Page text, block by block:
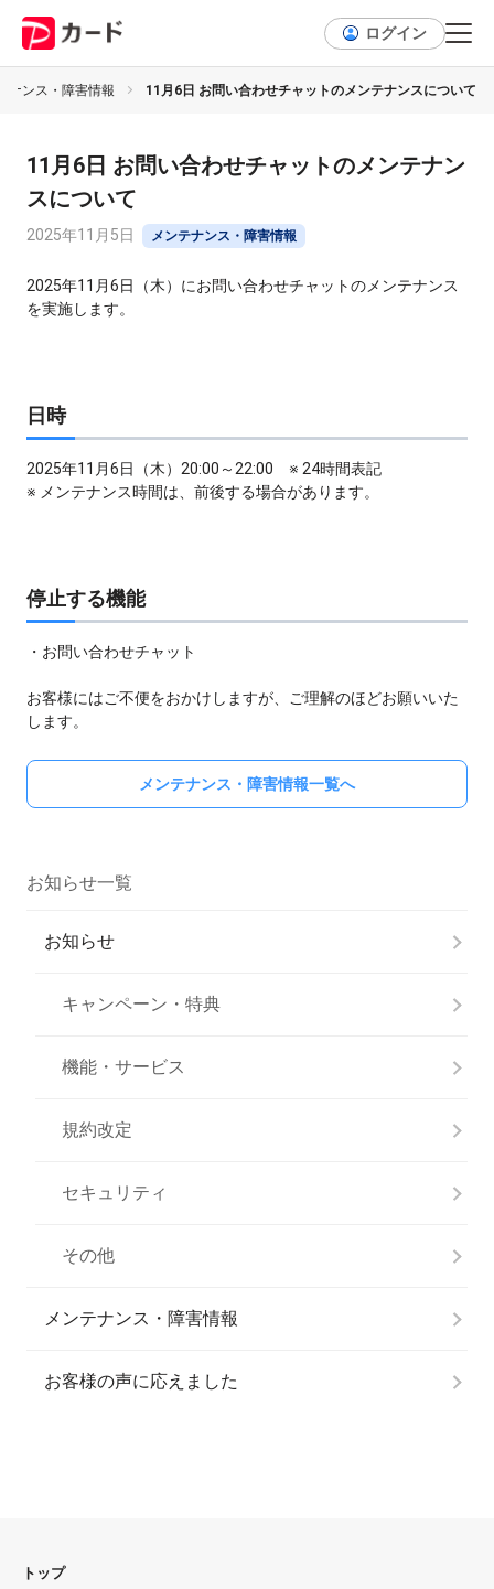
ログイン
ナンス・障害情報 11月6日 お問い合わせチャットのメンテナンスについて
11月6日 お問い合わせチャットのメンテナン
スについて
2025年11月5日 メンテナンス・障害情報
2025年11月6日（木）にお問い合わせチャットのメンテナンス
を実施します。
日時
2025年11月6日（木）20:00～22:00 ※ 24時間表記
※ メンテナンス時間は、前後する場合があります。
停止する機能
・お問い合わせチャット
お客様にはご不便をおかけしますが、ご理解のほどお願いいた
します。
メンテナンス・障害情報一覧へ
お知らせ一覧
お知らせ
キャンペーン・特典
機能・サービス
規約改定
セキュリティ
その他
メンテナンス・障害情報
お客様の声に応えました
トップ